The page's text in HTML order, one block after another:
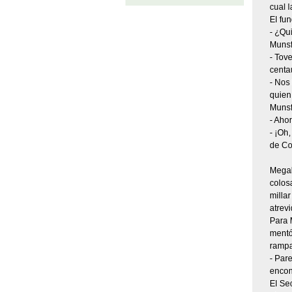
cual
El
-
-
- Nos
-
-
de
millar
Para
-
El